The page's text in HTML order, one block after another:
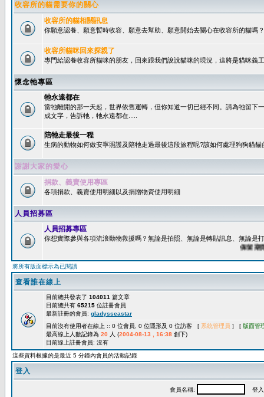
收容所的貓需要你的關心
收容所的貓相關訊息
你願意認養、願意暫時收容、願意去幫助、願意開始去關心在收容所的貓嗎？
收容所貓咪回來探親了
專門給認養收容所貓咪的朋友，回來跟我們說說貓咪的現況，這將是貓咪義
懷念牠專區
牠永遠都在
當牠離開的那一天起，世界依舊運轉，但你知道一切已經不同。請為牠留下
成文字，告訴牠，牠永遠都在.....
陪牠走最後一程
生病的動物如何做安寧照護及陪牠走過最後這段旅程呢?該如何處理狗狗貓貓
謝謝大家的愛心
捐款、義賣使用專區
各項捐款、義賣使用明細以及捐贈物資使用明細
人員招募區
人員招募專區
你想實際參與各項流浪動物救援嗎？無論是拍照、無論是轉貼訊息、無論是
保留期限：
將所有版面標示為已閱讀
查看誰在線上
目前總共發表了 104011 篇文章
目前總共有 65215 位註冊會員
最新註冊的會員: gladysseastar
目前沒有使用者在線上 :: 0 位會員, 0 位隱形及 0 位訪客 [ 系統管理員 ] [ 版面管
最高線上人數記錄為 20 人 (2004-08-13 , 16:38 創下)
目前線上註冊會員: 沒有
這些資料根據的是最近 5 分鐘內會員的活動記錄
登入
會員名稱: 登入